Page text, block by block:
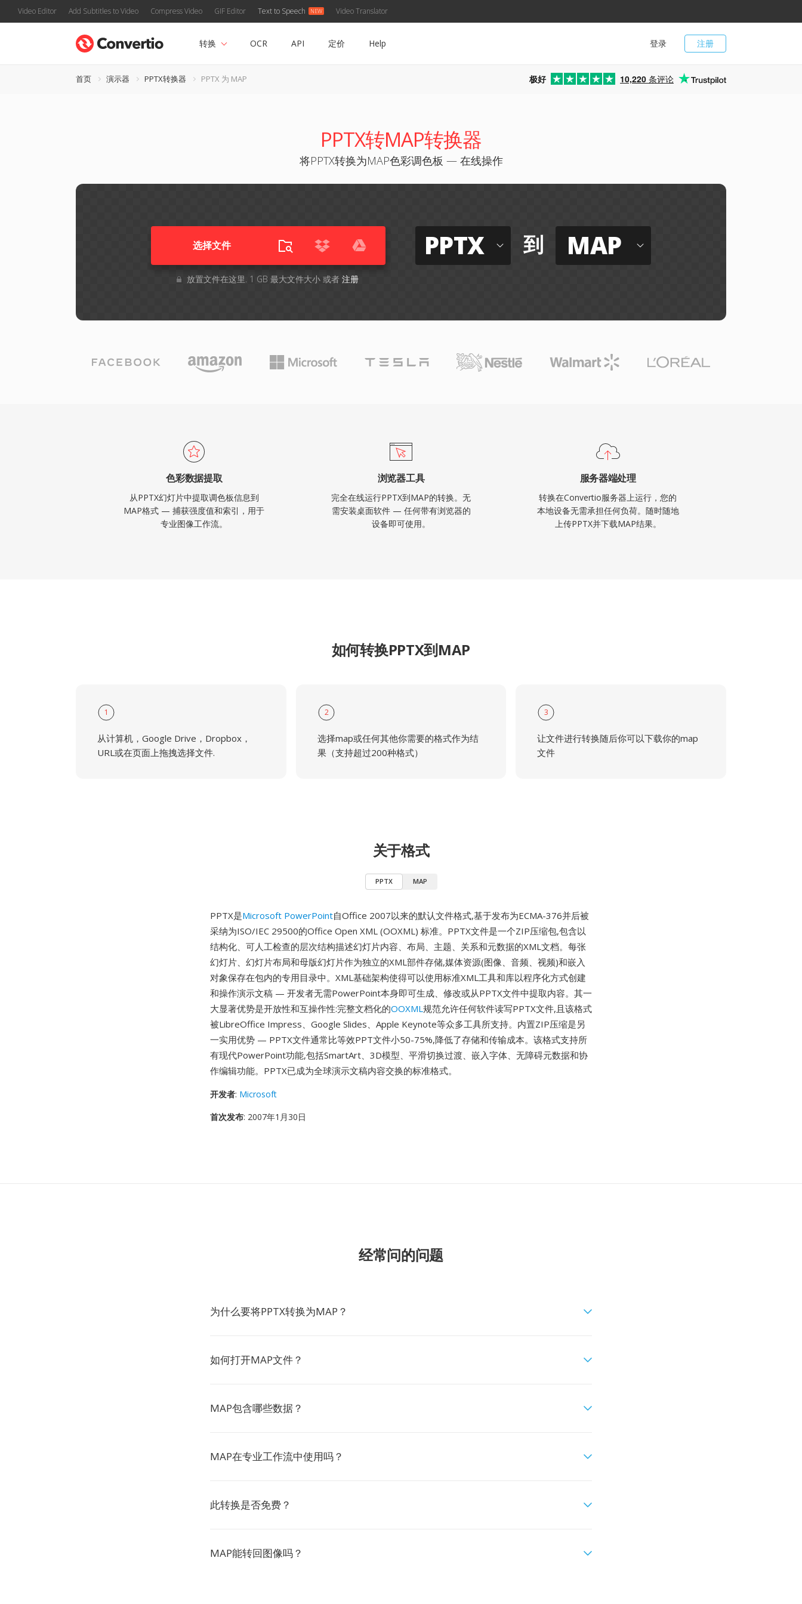
Video Editor Add Subtitles to Video Compress Video GIF Editor Text to Speech Video Translator
注册
登录
转换 OCR API 定价 Help
首页 演示器 PPTX转换器 PPTX 为 MAP 极好 10,220 条评论
PPTX转MAP转换器
将PPTX转换为MAP色彩调色板 — 在线操作
选择文件
放置文件在这里. 1 GB 最大文件大小 或者 注册
PPTX 到 MAP
色彩数据提取
从PPTX幻灯片中提取调色板信息到
MAP格式 — 捕获强度值和索引，用于
专业图像工作流。
浏览器工具
完全在线运行PPTX到MAP的转换。无
需安装桌面软件 — 任何带有浏览器的
设备即可使用。
服务器端处理
转换在Convertio服务器上运行，您的
本地设备无需承担任何负荷。随时随地
上传PPTX并下载MAP结果。
如何转换PPTX到MAP
1
从计算机，Google Drive，Dropbox，
URL或在页面上拖拽选择文件.
2
选择map或任何其他你需要的格式作为结
果（支持超过200种格式）
3
让文件进行转换随后你可以下载你的map
文件
关于格式
PPTX MAP
PPTX是Microsoft PowerPoint自Office 2007以来的默认文件格式,基于发布为ECMA-376并后被
采纳为ISO/IEC 29500的Office Open XML (OOXML) 标准。PPTX文件是一个ZIP压缩包,包含以
结构化、可人工检查的层次结构描述幻灯片内容、布局、主题、关系和元数据的XML文档。每张
幻灯片、幻灯片布局和母版幻灯片作为独立的XML部件存储,媒体资源(图像、音频、视频)和嵌入
对象保存在包内的专用目录中。XML基础架构使得可以使用标准XML工具和库以程序化方式创建
和操作演示文稿 — 开发者无需PowerPoint本身即可生成、修改或从PPTX文件中提取内容。其一
大显著优势是开放性和互操作性:完整文档化的OOXML规范允许任何软件读写PPTX文件,且该格式
被LibreOffice Impress、Google Slides、Apple Keynote等众多工具所支持。内置ZIP压缩是另
一实用优势 — PPTX文件通常比等效PPT文件小50-75%,降低了存储和传输成本。该格式支持所
有现代PowerPoint功能,包括SmartArt、3D模型、平滑切换过渡、嵌入字体、无障碍元数据和协
作编辑功能。PPTX已成为全球演示文稿内容交换的标准格式。
开发者: Microsoft
首次发布: 2007年1月30日
经常问的问题
为什么要将PPTX转换为MAP？
如何打开MAP文件？
MAP包含哪些数据？
MAP在专业工作流中使用吗？
此转换是否免费？
MAP能转回图像吗？